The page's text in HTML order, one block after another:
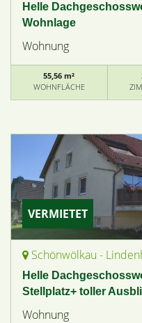
Helle
Wohnlage
Wohnung
55,56 m²
WOHNFLÄCHE
VERMIETET
Schönwölkau -
Helle
Stellplatz+ toller
Wohnung